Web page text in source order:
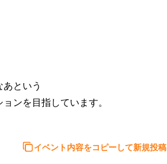
という
ンを目指しています。
イベント内容をコピーして新規投稿